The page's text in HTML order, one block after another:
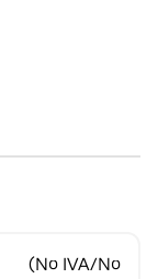
(No IVA/No